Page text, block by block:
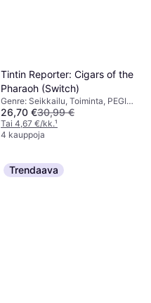
Tintin Reporter: Cigars of the
Pharaoh (Switch)
Genre: Seikkailu, Toiminta, PEGI-
ikärajaus: 12
26,70 €30,99 €
Tai 4,67 €/kk.¹
4 kauppoja
Trendaava